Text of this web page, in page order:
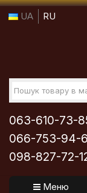
UA RU
063-610-73-
066-753-94-
098-827-72-
Меню